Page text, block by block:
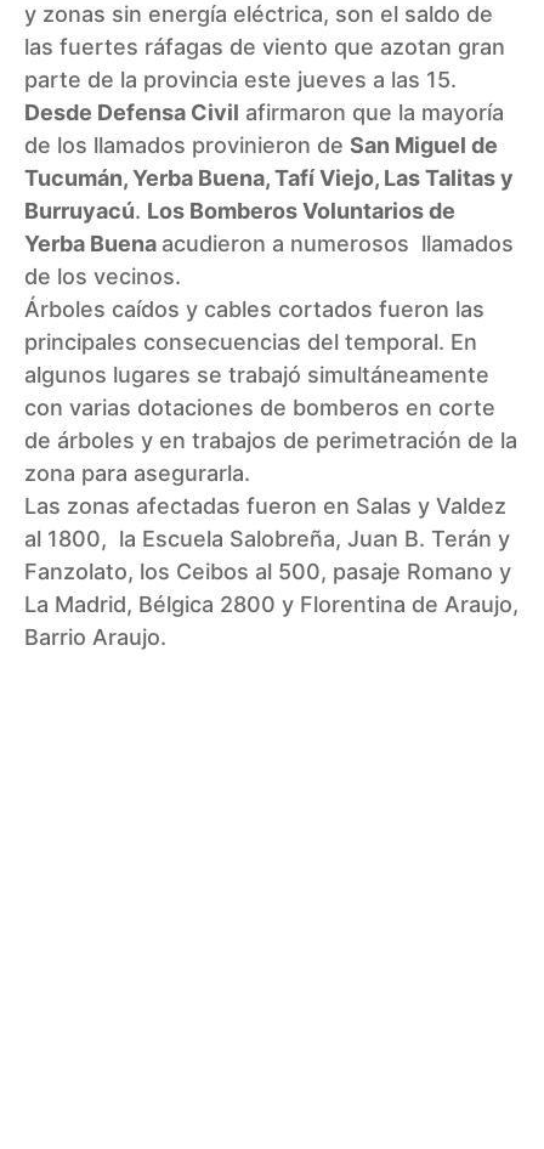
y zonas sin energía eléctrica, son el saldo de
las fuertes ráfagas de viento que azotan gran
parte de la provincia este jueves a las 15.
Desde Defensa Civil afirmaron que la mayoría
de los llamados provinieron de San Miguel de
Tucumán, Yerba Buena,TafíViejo, LasTalitasy
Burruyacú. Los Bomberos Voluntarios de
Yerba Buena acudieron a numerosos llamados
de los vecinos.
Árboles caídos y cables cortados fueron las
principales consecuencias del temporal. En
algunos lugares se trabajó simultáneamente
con varias dotaciones de bomberos en corte
de árboles y en trabajos de perimetración de la
zona para asegurarla.
Las zonas afectadas fueron en Salas y Valdez
al 1800, la Escuela Salobreña, Juan B. Terán y
Fanzolato, los Ceibos al 500, pasaje Romano y
La Madrid, Bélgica 2800 y Florentina de Araujo,
Barrio Araujo.